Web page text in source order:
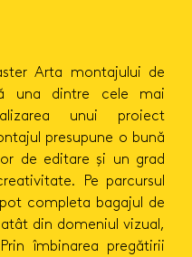
Arta montajului de
una dintre cele mai
unui proiect
presupune o bună
de editare și un grad
Pe parcursul
completa bagajul de
din domeniul vizual,
îmbinarea pregătirii